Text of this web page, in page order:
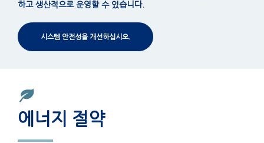
하고 생산적으로 운영할 수 있습니다.
시스템 안전성을 개선하십시오.
에너지 절약